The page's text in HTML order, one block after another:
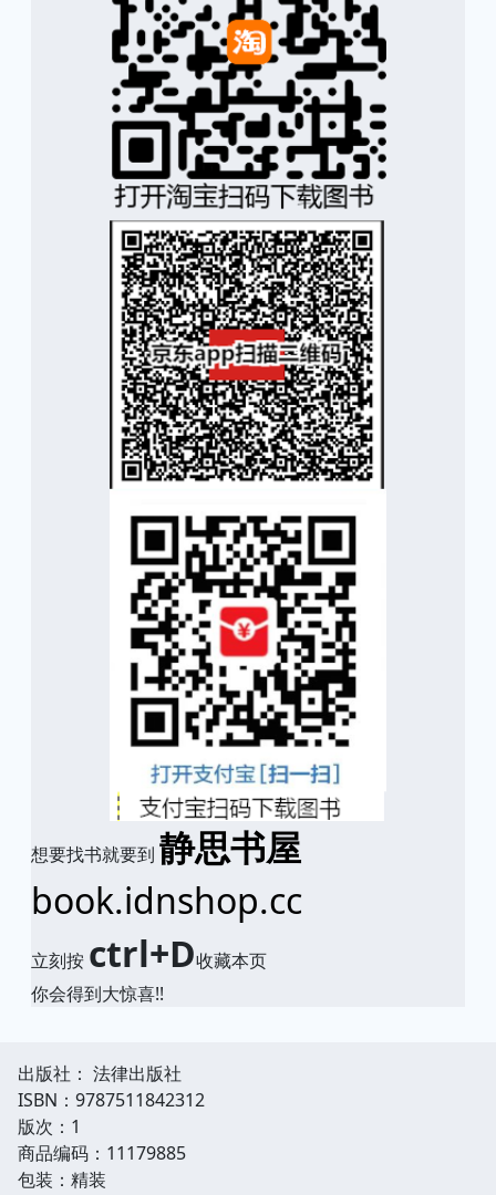
想要找书就要到 静思书屋
book.idnshop.cc
立刻按 ctrl+D收藏本页
你会得到大惊喜!!
出版社： 法律出版社
ISBN：9787511842312
版次：1
商品编码：11179885
包装：精装